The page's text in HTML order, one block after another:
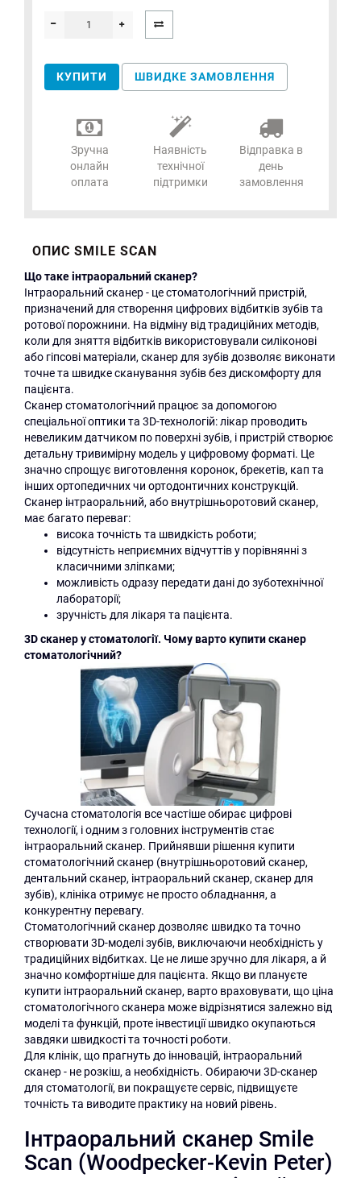
КУПИТИ ШВИДКЕ ЗАМОВЛЕННЯ
Зручна
онлайн
оплата
Наявність
технічної
підтримки
Відправка в
день
замовлення
ОПИС SMILE SCAN
Що таке інтраоральний сканер?
Інтраоральний сканер - це стоматологічний пристрій,
призначений для створення цифрових відбитків зубів та
ротової порожнини. На відміну від традиційних методів,
коли для зняття відбитків використовували силіконові
або гіпсові матеріали, сканер для зубів дозволяє виконати
точне та швидке сканування зубів без дискомфорту для
пацієнта.
Сканер стоматологічний працює за допомогою
спеціальної оптики та 3D-технологій: лікар проводить
невеликим датчиком по поверхні зубів, і пристрій створює
детальну тривимірну модель у цифровому форматі. Це
значно спрощує виготовлення коронок, брекетів, кап та
інших ортопедичних чи ортодонтичних конструкцій.
Сканер інтраоральний, або внутрішньоротовий сканер,
має багато переваг:
висока точність та швидкість роботи;
відсутність неприємних відчуттів у порівнянні з
класичними зліпками;
можливість одразу передати дані до зуботехнічної
лабораторії;
зручність для лікаря та пацієнта.
3D сканер у стоматології. Чому варто купити сканер
стоматологічний?
Сучасна стоматологія все частіше обирає цифрові
технології, і одним з головних інструментів стає
інтраоральний сканер. Прийнявши рішення купити
стоматологічний сканер (внутрішньоротовий сканер,
дентальний сканер, інтраоральний сканер, сканер для
зубів), клініка отримує не просто обладнання, а
конкурентну перевагу.
Стоматологічний сканер дозволяє швидко та точно
створювати 3D-моделі зубів, виключаючи необхідність у
традиційних відбитках. Це не лише зручно для лікаря, а й
значно комфортніше для пацієнта. Якщо ви плануєте
купити інтраоральний сканер, варто враховувати, що ціна
стоматологічного сканера може відрізнятися залежно від
моделі та функцій, проте інвестиції швидко окупаються
завдяки швидкості та точності роботи.
Для клінік, що прагнуть до інновацій, інтраоральний
сканер - не розкіш, а необхідність. Обираючи 3D-сканер
для стоматології, ви покращуєте сервіс, підвищуєте
точність та виводите практику на новий рівень.
Інтраоральний сканер Smile
Scan (Woodpecker-Kevin Peter)